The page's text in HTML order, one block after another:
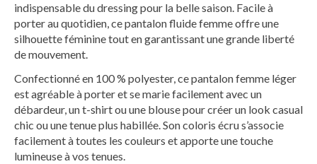
indispensable du dressing pour la belle saison. Facile à
porter au quotidien, cepantalon fluide femmeoffre une
silhouette féminine tout en garantissant une grande liberté
de mouvement.
Confectionné en 100 % polyester, cepantalon femme léger
est agréable à porter et se marie facilement avec un
débardeur, un t-shirt ou une blouse pour créer un look casual
chic ou une tenue plus habillée. Son coloris écrus’associe
facilement à toutes les couleurs et apporte une touche
lumineuse à vos tenues.